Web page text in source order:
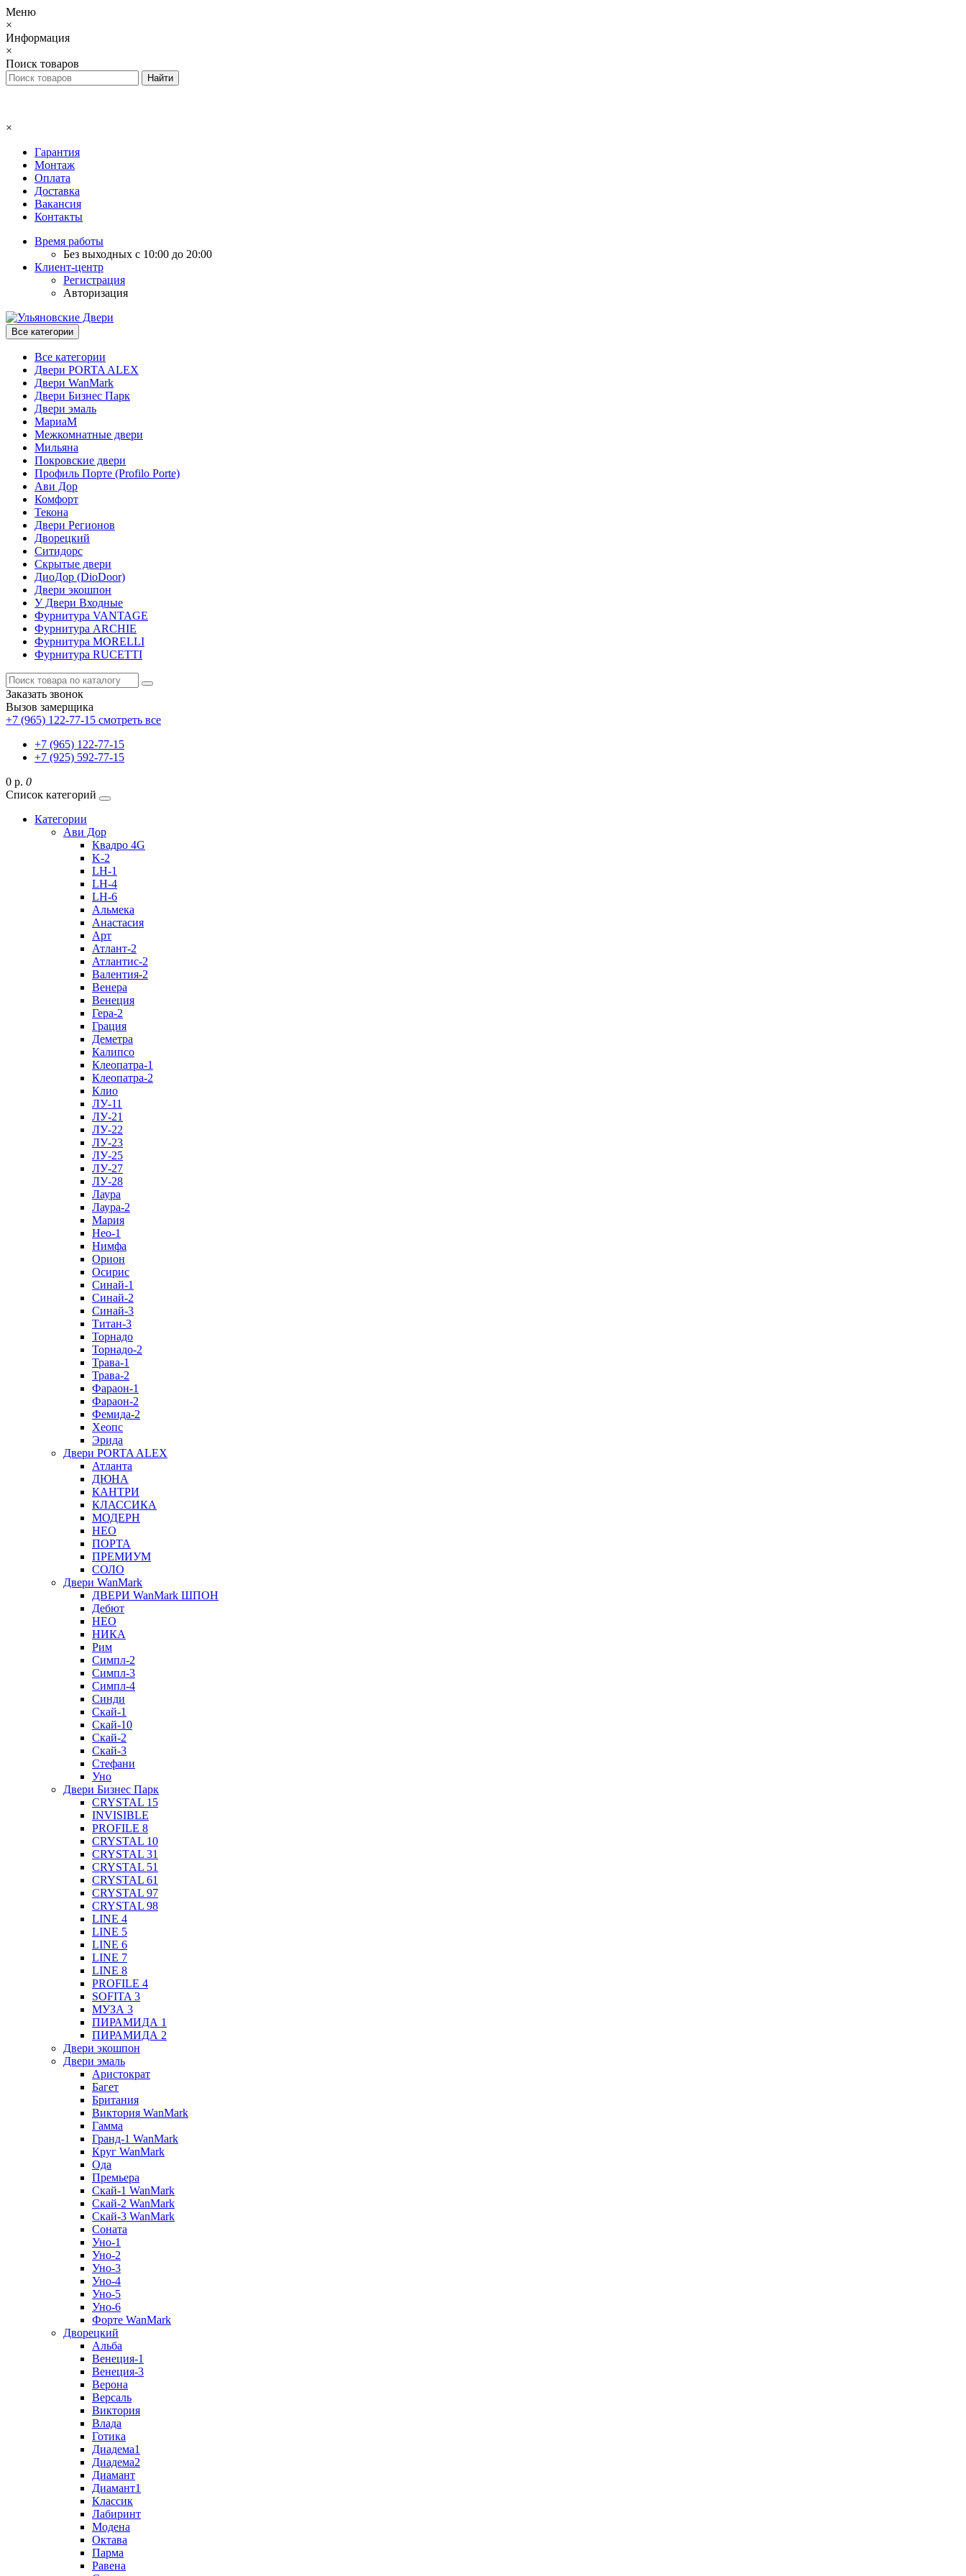
Меню
×
Информация
×
Поиск товаров
×
Гарантия
Монтаж
Оплата
Доставка
Вакансия
Контакты
Время работы
Без выходных с 10:00 до 20:00
Клиент-центр
Регистрация
Авторизация
Все категории
Все категории
Двери PORTA ALEX
Двери WanMark
Двери Бизнес Парк
Двери эмаль
МариаМ
Межкомнатные двери
Мильяна
Покровские двери
Профиль Порте (Profilo Porte)
Ави Дор
Комфорт
Текона
Двери Регионов
Дворецкий
Ситидорс
Скрытые двери
ДиоДор (DioDoor)
Двери экошпон
У Двери Входные
Фурнитура VANTAGE
Фурнитура ARCHIE
Фурнитура MORELLI
Фурнитура RUCETTI
Заказать звонок
Вызов замерщика
+7 (965) 122-77-15 смотреть все
+7 (965) 122-77-15
+7 (925) 592-77-15
0 р. 0
Список категорий
Категории
Ави Дор
Квадро 4G
K-2
LH-1
LH-4
LH-6
Альмека
Анастасия
Арт
Атлант-2
Атлантис-2
Валентия-2
Венера
Венеция
Гера-2
Грация
Деметра
Калипсо
Клеопатра-1
Клеопатра-2
Клио
ЛУ-11
ЛУ-21
ЛУ-22
ЛУ-23
ЛУ-25
ЛУ-27
ЛУ-28
Лаура
Лаура-2
Мария
Нео-1
Нимфа
Орион
Осирис
Синай-1
Синай-2
Синай-3
Титан-3
Торнадо
Торнадо-2
Трава-1
Трава-2
Фараон-1
Фараон-2
Фемида-2
Хеопс
Эрида
Двери PORTA ALEX
Атланта
ДЮНА
КАНТРИ
КЛАССИКА
МОДЕРН
НЕО
ПОРТА
ПРЕМИУМ
СОЛО
Двери WanMark
ДВЕРИ WanMark ШПОН
Дебют
НЕО
НИКА
Рим
Симпл-2
Симпл-3
Симпл-4
Синди
Скай-1
Скай-10
Скай-2
Скай-3
Стефани
Уно
Двери Бизнес Парк
CRYSTAL 15
INVISIBLE
PROFILE 8
CRYSTAL 10
CRYSTAL 31
CRYSTAL 51
CRYSTAL 61
CRYSTAL 97
CRYSTAL 98
LINE 4
LINE 5
LINE 6
LINE 7
LINE 8
PROFILE 4
SOFITA 3
МУЗА 3
ПИРАМИДА 1
ПИРАМИДА 2
Двери экошпон
Двери эмаль
Аристократ
Багет
Британия
Виктория WanMark
Гамма
Гранд-1 WanMark
Круг WanMark
Ода
Премьера
Скай-1 WanMark
Скай-2 WanMark
Скай-3 WanMark
Соната
Уно-1
Уно-2
Уно-3
Уно-4
Уно-5
Уно-6
Форте WanMark
Дворецкий
Альба
Венеция-1
Венеция-3
Верона
Версаль
Виктория
Влада
Готика
Диадема1
Диадема2
Диамант
Диамант1
Классик
Лабиринт
Модена
Октава
Парма
Равена